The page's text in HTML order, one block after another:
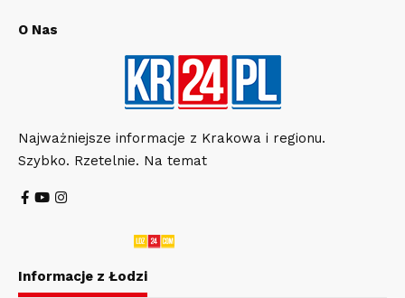
O Nas
Najważniejsze informacje z Krakowa i regionu.
Szybko. Rzetelnie. Na temat
Informacje z Łodzi